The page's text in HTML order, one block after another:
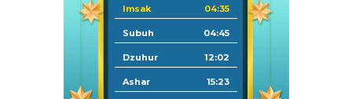
Imsak 04:35
Subuh 04:45
Dzuhur 12:02
Ashar 15:23